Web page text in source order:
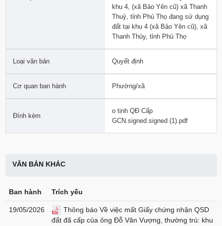
khu 4, (xã Bảo Yên cũ) xã Thanh
Thuỷ, tỉnh Phú Thọ đang sử dụng
đất tại khu 4 (xã Bảo Yên cũ), xã
Thanh Thủy, tỉnh Phú Thọ
Loại văn bản Quyết định
Cơ quan ban hành Phường/xã
Đính kèm
o tịnh QĐ Cấp
GCN.signed.signed (1).pdf
VĂN BẢN KHÁC
Ban hành Trích yếu
19/05/2026
Thông báo Về việc mất Giấy chứng nhận QSD
đất đã cấp của ông Đỗ Văn Vượng, thường trú: khu